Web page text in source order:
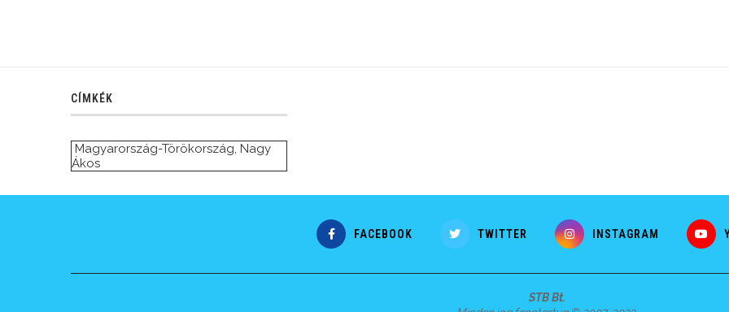
CÍMKÉK
Magyarország-Törökország, Nagy
Ákos
FACEBOOK TWITTER INSTAGRAM
STB Bt.